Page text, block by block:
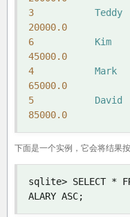
3
Teddy
20000.0
6
Kim
45000.0
4
Mark
65000.0
5
David
85000.0
下面是一个实例，它会将结果
sqlite> SELECT *
ALARY ASC;